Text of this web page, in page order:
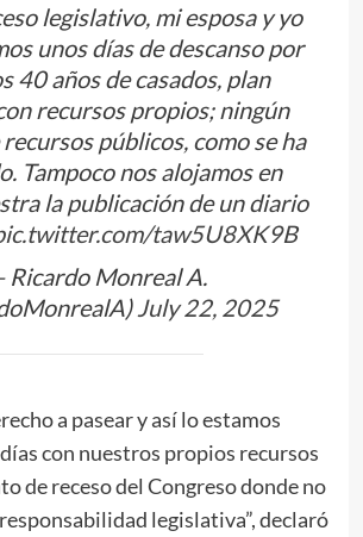
legislativo, mi esposa y yo
unos días de descanso por
40 años de casados, plan
recursos propios; ningún
públicos, como se ha
Tampoco nos alojamos en
la publicación de un diario
taw5U8XK9B
Ricardo Monreal A.
July 22, 2025
a pasear y así lo estamos
con nuestros propios recursos
de receso del Congreso donde no
legislativa”, declaró